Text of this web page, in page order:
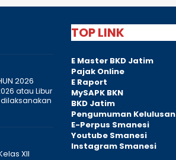
2026
atau Libur
dilaksanakan
XII
TOP LINK
E Master BKD Jatim
Pajak Online
E Raport
MySAPK BKN
BKD Jatim
Pengumuman Kelulusan
E-Perpus Smanesi
Youtube Smanesi
Instagram Smanesi